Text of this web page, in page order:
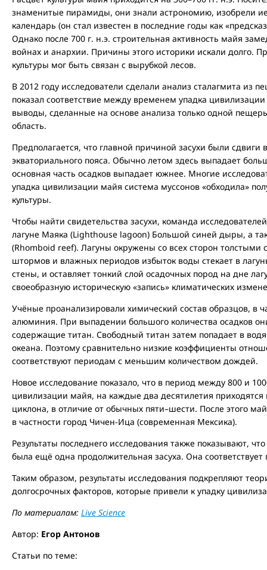
знаменитые пирамиды, они знали астрономию, изобрели
календарь (он стал известен в последние годы как
Однако после 700 г. н.э. строительная активность майя
войнах и анархии. Причины этого историки искали долго.
культуры мог быть связан с вырубкой лесов.
В 2012 году исследователи сделали анализ сталагмита
показал соответствие между временем упадка
выводы, сделанные на основе анализа только одной
область.
Предполагается, что главной причиной засухи были сдвиги
экваториального пояса. Обычно летом здесь выпадает
основная часть осадков выпадает южнее. Многие
упадка цивилизации майя система муссонов «обходила»
культуры.
Чтобы найти свидетельства засухи, команда
лагуне Маяка (Lighthouse lagoon) Большой синей дыры, а
(Rhomboid reef). Лагуны окружены со всех сторон
штормов и влажных периодов избыток воды стекает в
стены, и оставляет тонкий слой осадочных пород на дне
своеобразную историческую «запись» климатических
Учёные проанализировали химический состав образцов, в
алюминия. При выпадении большого количества осадков
содержащие титан. Свободный титан затем попадает в
океана. Поэтому сравнительно низкие коэффициенты
соответствуют периодам с меньшим количеством дождей.
Новое исследование показало, что в период между 800 и
цивилизации майя, на каждые два десятилетия приходятся
циклона, в отличие от обычных пяти–шести. После этого
в частности город Чичен-Ица (современная Мексика).
Результаты последнего исследования также показывают,
была ещё одна продолжительная засуха. Она
Таким образом, результаты исследования подкрепляют
долгосрочных факторов, которые привели к упадку
По материалам: Live Science
Автор: Егор Антонов
Статьи по теме: